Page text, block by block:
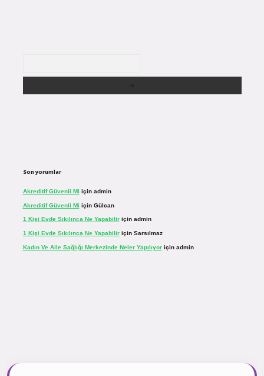
Son yorumlar
Akreditif Güvenli Mi için admin
Akreditif Güvenli Mi için Gülcan
1 Kişi Evde Sıkılınca Ne Yapabiliriçin admin
1 Kişi Evde Sıkılınca Ne Yapabiliriçin Sarsılmaz
Kadın Ve Aile Sağlığı Merkezinde Neler Yapılıyoriçin admin